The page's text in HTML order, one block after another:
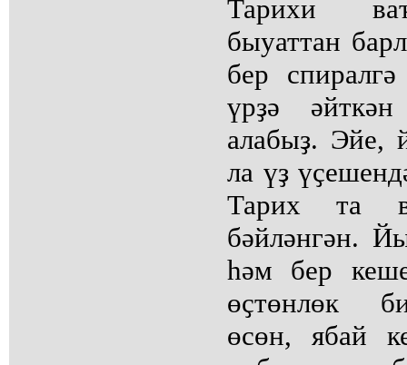
Тарихи
быуаттан
бер
үрҙә
алабыҙ. Эйе,
ла үҙ
Тарих та
бәйләнгән.
һәм бер
өҫтөнлөк
өсөн, ябай